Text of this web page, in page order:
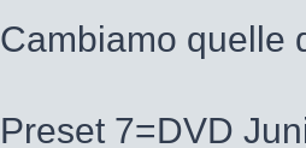
Cambiamo quelle
Preset 7=DVD